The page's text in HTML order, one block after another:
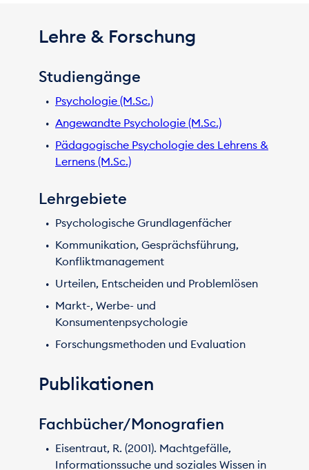
Lehre & Forschung
Studiengänge
Psychologie (M.Sc.)
Angewandte Psychologie (M.Sc.)
Pädagogische Psychologie des Lehrens &
Lernens (M.Sc.)
Lehrgebiete
Psychologische Grundlagenfächer
Kommunikation, Gesprächsführung,
Konfliktmanagement
Urteilen, Entscheiden und Problemlösen
Markt-, Werbe- und
Konsumentenpsychologie
Forschungsmethoden und Evaluation
Publikationen
Fachbücher/Monografien
Eisentraut, R. (2001). Machtgefälle,
Informationssuche und soziales Wissen in